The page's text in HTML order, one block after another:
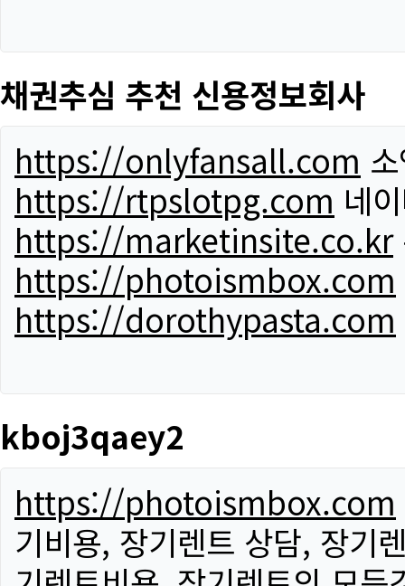
채권추심 추천 신용정보회사
https://onlyfansall.com
https://rtpslotpg.com 네
https://marketinsite.co.kr
https://photoismbox.com
https://dorothypasta.com
kboj3qaey2
https://photoismbox.com
기비용, 장기렌트 상담, 장기